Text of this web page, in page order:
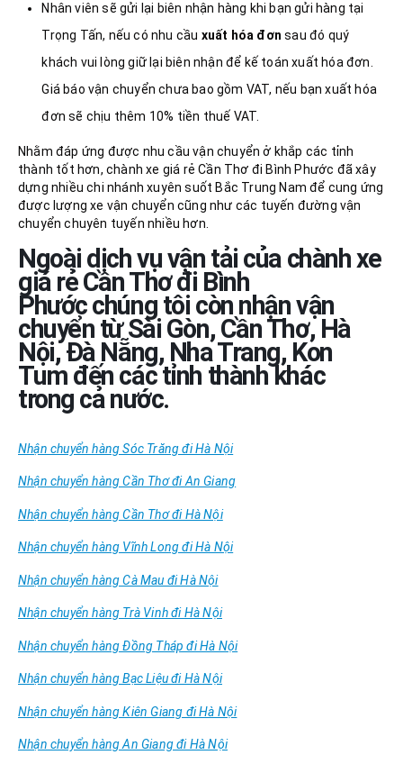
Nhân viên sẽ gửi lại biên nhận hàng khi bạn gửi hàng tại
Trọng Tấn, nếu có nhu cầu xuất hóa đơn sau đó quý
khách vui lòng giữ lại biên nhận để kế toán xuất hóa đơn.
Giá báo vận chuyển chưa bao gồm VAT, nếu bạn xuất hóa
đơn sẽ chịu thêm 10% tiền thuế VAT.
Nhằm đáp ứng được nhu cầu vận chuyển ở khắp các tỉnh
thành tốt hơn, chành xe giá rẻ Cần Thơ đi Bình Phước đã xây
dựng nhiều chi nhánh xuyên suốt Bắc Trung Nam để cung ứng
được lượng xe vận chuyển cũng như các tuyến đường vận
chuyển chuyên tuyến nhiều hơn.
Ngoài dịch vụ vận tải của chành xe
giá rẻ Cần Thơ đi Bình
Phướcchúng tôi còn nhận vận
chuyển từ Sài Gòn, Cần Thơ, Hà
Nội, Đà Nẵng, Nha Trang, Kon
Tum đến các tỉnh thành khác
trong cả nước.
Nhận chuyển hàng Sóc Trăng đi Hà Nội
Nhận chuyển hàng Cần Thơ đi An Giang
Nhận chuyển hàng Cần Thơ đi Hà Nội
Nhận chuyển hàng Vĩnh Long đi Hà Nội
Nhận chuyển hàng Cà Mau đi Hà Nội
Nhận chuyển hàng Trà Vinh đi Hà Nội
Nhận chuyển hàng Đồng Tháp đi Hà Nội
Nhận chuyển hàng Bạc Liệu đi Hà Nội
Nhận chuyển hàng Kiên Giang đi Hà Nội
Nhận chuyển hàng An Giang đi Hà Nội